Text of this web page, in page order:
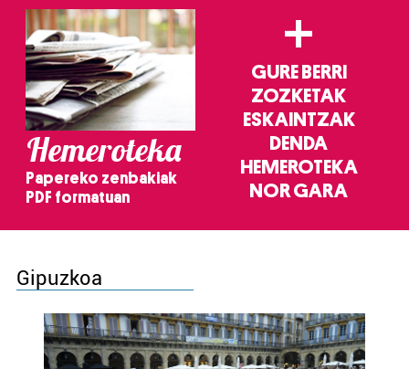
Hemeroteka
Papereko zenbakiak
PDF formatuan
+
GURE BERRI
ZOZKETAK
ESKAINTZAK
DENDA
HEMEROTEKA
NOR GARA
Gipuzkoa